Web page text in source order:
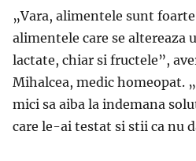
„Vara, alimentele sunt
alimentele care se altereaza
lactate, chiar si fructele”,
Mihalcea, medic homeopat. „
mici sa aiba la indemana
care le-ai testat si stii ca nu